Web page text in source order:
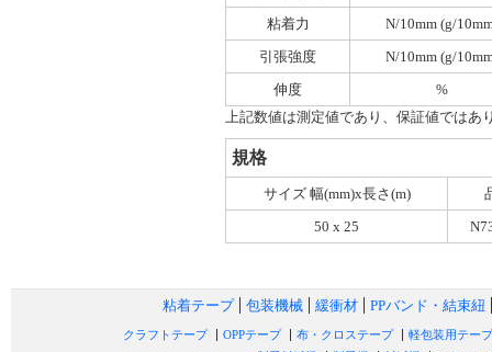
粘着力
N/10mm (g/
引張強度
N/10mm (g/
伸度
%
上記数値は測定値であり、保証値ではあ
規格
サイズ 幅(mm)x長さ(m)
50 x 25
粘着テープ 包装機械 緩衝材 PPバンド・結束紐
クラフトテープ OPPテープ 布・クロステープ
軽包装用テープ